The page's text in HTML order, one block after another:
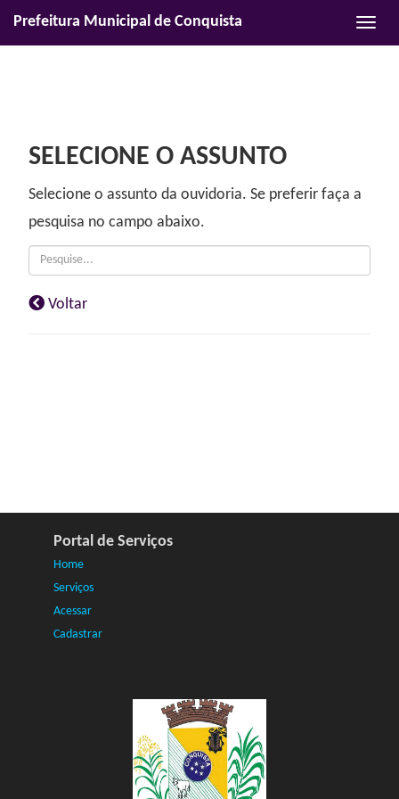
Prefeitura Municipal de Conquista
SELECIONE O ASSUNTO
Selecione oassunto da ouvidoria. Se preferir faça a
pesquisa no campo abaixo.
Voltar
Portal de Serviços
Home
Serviços
Acessar
Cadastrar